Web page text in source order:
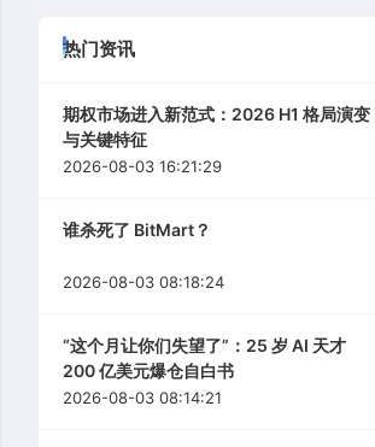
热门资讯
期权市场进入新范式：2026 H1 格局演变
与关键特征
2026-08-03 16:21:29
谁杀死了 BitMart？
2026-08-03 08:18:24
“这个月让你们失望了”：25 岁 AI 天才
200 亿美元爆仓自白书
2026-08-03 08:14:21